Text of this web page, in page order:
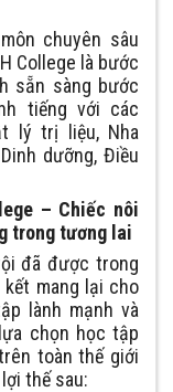
chuyên sâu
College là bước
sẵn sàng bước
tiếng với các
lý trị liệu, Nha
dưỡng, Điều
– Chiếc nôi
trong tương lai
đã được trong
kết mang lại cho
lành mạnh và
chọn học tập
toàn thế giới
thế sau: